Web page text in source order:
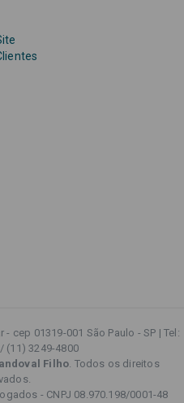
- cep 01319-001 São Paulo - SP | Tel:
(11) 3249-4800
Filho. Todos os direitos
- CNPJ 08.970.198/0001-48